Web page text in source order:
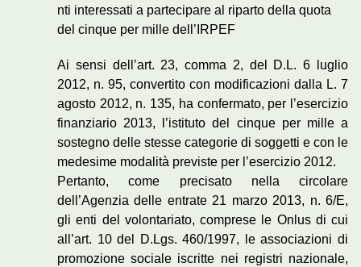
nti interessati a partecipare al riparto della quota
del cinque per mille dell’IRPEF
Ai sensi dell’art. 23, comma 2, del D.L. 6 luglio
2012, n. 95, convertito con modificazioni dalla L. 7
agosto 2012, n. 135, ha confermato, per l’esercizio
finanziario 2013, l’istituto del cinque per mille a
sostegno delle stesse categorie di soggetti e con le
medesime modalità previste per l’esercizio 2012.
Pertanto, come precisato nella circolare
dell’Agenzia delle entrate 21 marzo 2013, n. 6/E,
gli enti del volontariato, comprese le Onlus di cui
all’art. 10 del D.Lgs. 460/1997, le associazioni di
promozione sociale iscritte nei registri nazionale,